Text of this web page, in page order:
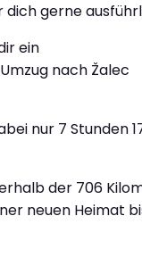
dich gerne
ein
nach Žalec
nur 7 Stunden
der 706
neuen Heimat